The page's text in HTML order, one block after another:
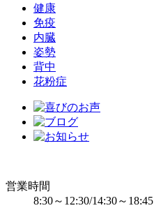
健康
免疫
内臓
姿勢
背中
花粉症
営業時間
8:30～12:30/14:30～18:45